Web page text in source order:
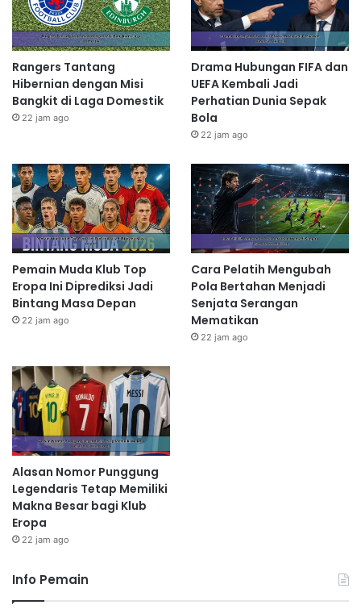
Rangers Tantang
Hibernian dengan Misi
Bangkit di Laga Domestik
22 jam ago
Drama Hubungan FIFA dan
UEFA Kembali Jadi
Perhatian Dunia Sepak
Bola
22 jam ago
Pemain Muda Klub Top
Eropa Ini Diprediksi Jadi
Bintang Masa Depan
22 jam ago
Cara Pelatih Mengubah
Pola Bertahan Menjadi
Senjata Serangan
Mematikan
22 jam ago
Alasan Nomor Punggung
Legendaris Tetap Memiliki
Makna Besar bagi Klub
Eropa
22 jam ago
Info Pemain